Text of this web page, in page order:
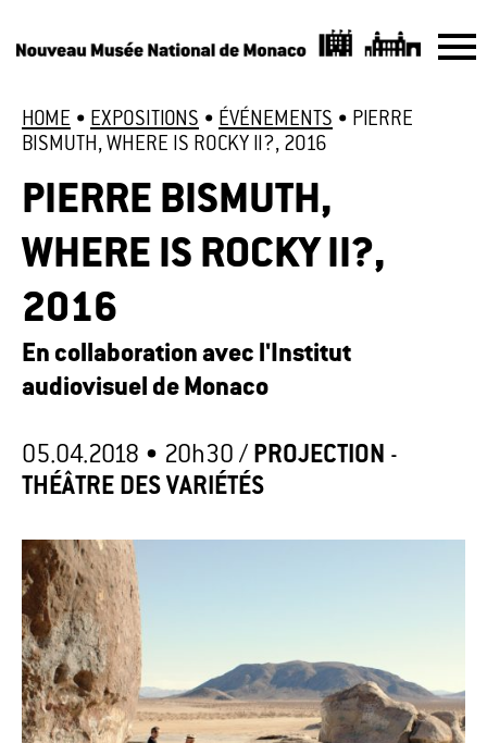
HOME • EXPOSITIONS • ÉVÉNEMENTS • PIERRE
BISMUTH, WHERE IS ROCKY II?, 2016
PIERRE BISMUTH,
WHERE IS ROCKY II?,
2016
En collaboration avec l'Institut
audiovisuel de Monaco
05.04.2018 • 20h30 / PROJECTION -
THÉÂTRE DES VARIÉTÉS